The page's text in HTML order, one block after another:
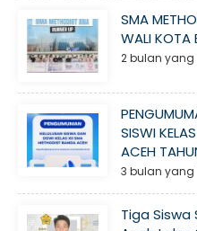
SMA
WALI KOTA
2 bulan yang
SISWI
ACEH
3 bulan yang
Tiga Siswa